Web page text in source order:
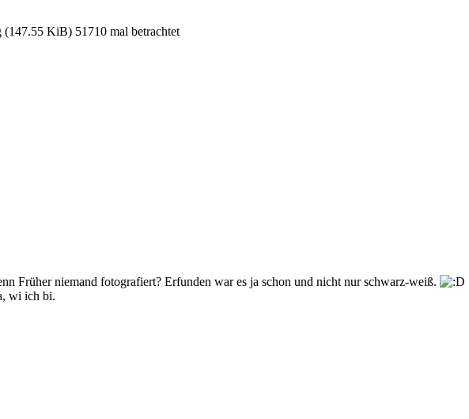
KiB) 51710 mal betrachtet
Früher niemand fotografiert? Erfunden war es ja schon und nicht nur schwarz-weiß.
wi ich bi.